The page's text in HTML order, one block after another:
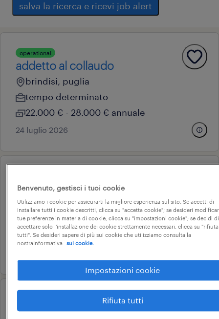
salva la ricerca e ricevi job alert
operational
addetto al collaudo
brindisi, puglia
tempo determinato
22.000 € - 28.000 € annuale
24 luglio 2026
carrellista
brindisi, puglia
tempo determinato
7 € - 9 € annuale
agente di commercio
Benvenuto, gestisci i tuoi cookie
Utilizziamo i cookie per assicurarti la migliore esperienza sul sito. Se accetti di
installare tutti i cookie descritti, clicca su "accetta cookie"; se desideri
tue preferenze in materia di cookie, clicca su "impostazioni cookie"; se decidi di
accettare solo l'installazione dei cookie strettamente necessari, clicca su "rifiuta
tutti". Se desideri sapere di più sui cookie che utilizziamo consulta la
nostraInformativa
sui cookie.
Impostazioni cookie
Rifiuta tutti